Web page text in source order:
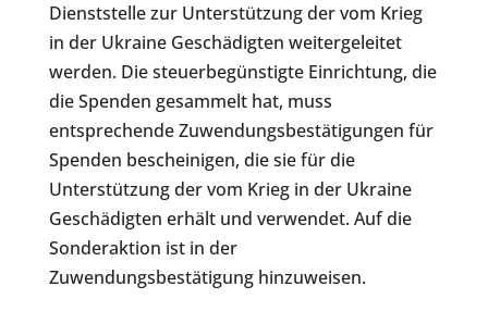
Dienststelle zur Unterstützung der vom Krieg
in der Ukraine Geschädigten weitergeleitet
werden. Die steuerbegünstigte Einrichtung, die
die Spenden gesammelt hat, muss
entsprechende Zuwendungsbestätigungen für
Spenden bescheinigen, die sie für die
Unterstützung der vom Krieg in der Ukraine
Geschädigten erhält und verwendet. Auf die
Sonderaktion ist in der
Zuwendungsbestätigung hinzuweisen.